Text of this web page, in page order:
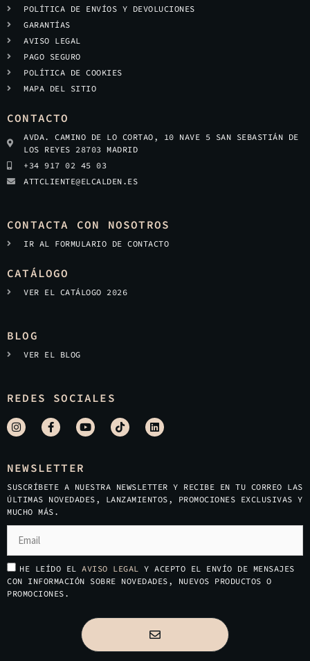
POLÍTICA DE ENVÍOS Y DEVOLUCIONES
GARANTÍAS
AVISO LEGAL
PAGO SEGURO
POLÍTICA DE COOKIES
MAPA DEL SITIO
CONTACTO
AVDA. CAMINO DE LO CORTAO, 10 NAVE 5 SAN SEBASTIÁN DE
LOS REYES 28703 MADRID
+34 917 02 45 03
ATTCLIENTE@ELCALDEN.ES
CONTACTA CON NOSOTROS
IR AL FORMULARIO DE CONTACTO
CATÁLOGO
VER EL CATÁLOGO 2026
BLOG
VER EL BLOG
REDES SOCIALES
NEWSLETTER
SUSCRÍBETE A NUESTRA NEWSLETTER Y RECIBE EN TU CORREO LAS
ÚLTIMAS NOVEDADES, LANZAMIENTOS, PROMOCIONES EXCLUSIVAS Y
MUCHO MÁS.
HE LEÍDO EL AVISO LEGAL Y ACEPTO EL ENVÍO DE MENSAJES
CON INFORMACIÓN SOBRE NOVEDADES, NUEVOS PRODUCTOS O
PROMOCIONES.